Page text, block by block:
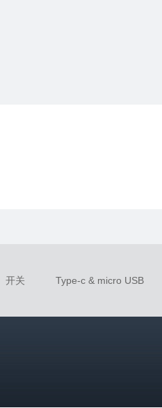
开关 Type-c & micro USB